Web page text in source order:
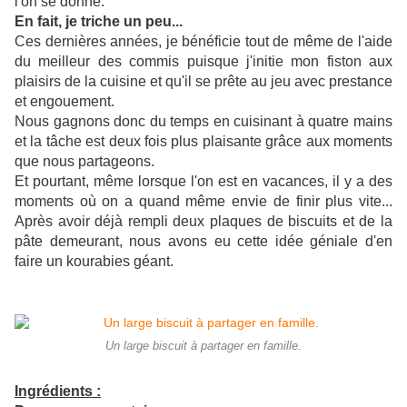
En fait, je triche un peu...
Ces dernières années, je bénéficie tout de même de l'aide
du meilleur des commis puisque j'initie mon fiston aux
plaisirs de la cuisine et qu'il se prête au jeu avec prestance
et engouement.
Nous gagnons donc du temps en cuisinant à quatre mains
et la tâche est deux fois plus plaisante grâce aux moments
que nous partageons.
Et pourtant, même lorsque l'on est en vacances, il y a des
moments où on a quand même envie de finir plus vite...
Après avoir déjà rempli deux plaques de biscuits et de la
pâte demeurant, nous avons eu cette idée géniale d'en
faire un kourabies géant.
Un large biscuit à partager en famille.
Ingrédients :